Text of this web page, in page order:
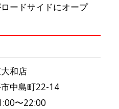
ードサイドにオープ
和店
中島町22-14
〜22:00